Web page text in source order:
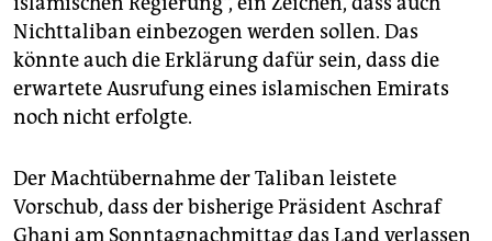
Nichttaliban einbezogen werden sollen. Das
könnte auch die Erklärung dafür sein, dass die
erwartete Ausrufung eines islamischen Emirats
noch nicht erfolgte.
Der Machtübernahme der Taliban leistete
Vorschub, dass der bisherige Präsident Aschraf
Ghani am Sonntagnachmittag das Land verlassen